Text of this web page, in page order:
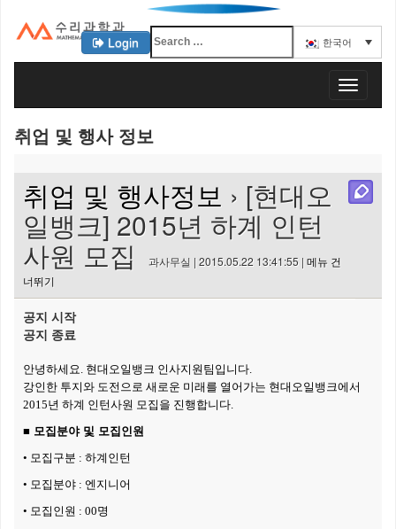
KAIST 수리과학과
Login 한국어
T
o
t
취업 및 행사 정보
취업 및 행사정보 › [현대오
일뱅크] 2015년 하계 인턴
사원 모집 과사무실 | 2015.05.22 13:41:55 | 메뉴 건
너뛰기
공지 시작
공지 종료
안녕하세요. 현대오일뱅크 인사지원팀입니다.
강인한 투지와 도전으로 새로운 미래를 열어가는 현대오일뱅크에서
2015년 하계 인턴사원 모집을 진행합니다.
■ 모집분야 및 모집인원
• 모집구분 : 하계인턴
• 모집분야 : 엔지니어
• 모집인원 : 00명